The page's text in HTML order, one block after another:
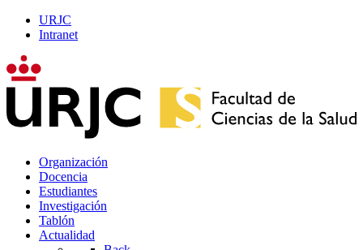
URJC
Intranet
Organización
Docencia
Estudiantes
Investigación
Tablón
Actualidad